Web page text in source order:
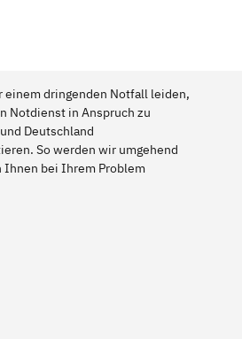
einem dringenden Notfall leiden,
Notdienst in Anspruch zu
Deutschland
So werden wir umgehend
bei Ihrem Problem